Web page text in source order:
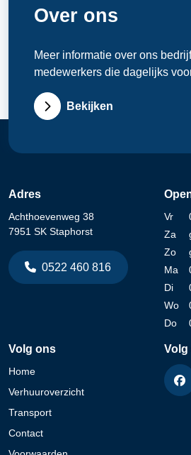
Over ons
Meer informatie over ons
medewerkers die dagelijks
Bekijken
Adres
Achthoevenweg 38
7951 SK Staphorst
0522 460 816
Vr
Za
Zo
Ma
Di
Wo
Do
Volg ons
Home
Verhuuroverzicht
Transport
Contact
Volg